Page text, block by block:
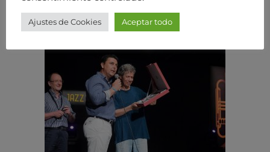
Ajustes de Cookies Aceptar todo